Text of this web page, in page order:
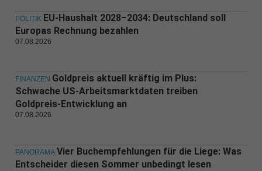
POLITIK EU-Haushalt 2028–2034: Deutschland soll
Europas Rechnung bezahlen
07.08.2026
FINANZEN Goldpreis aktuell kräftig im Plus:
Schwache US-Arbeitsmarktdaten treiben
Goldpreis-Entwicklung an
07.08.2026
PANORAMA Vier Buchempfehlungen für die Liege: Was
Entscheider diesen Sommer unbedingt lesen